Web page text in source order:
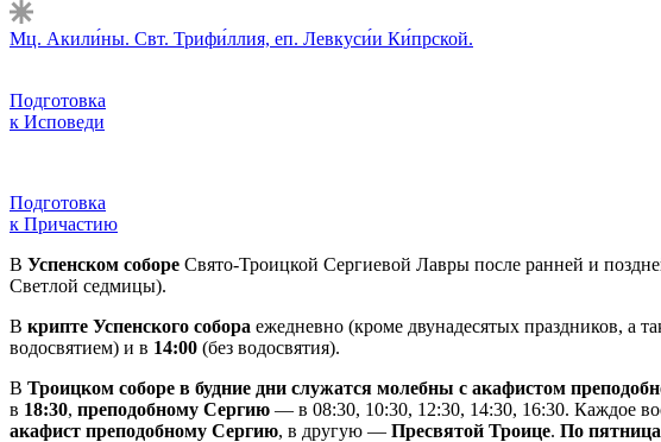
Мц. Акили́ны. Свт. Трифи́ллия, еп. Левкуси́и Ки́прской.
Подготовка
к Исповеди
Подготовка
к Причастию
В Успенском соборе Свято-Троицкой Сергиевой Лавры после ранней и
Светлой седмицы).
В крипте Успенского собора ежедневно (кроме двунадесятых праздников, а
водосвятием) и в 14:00 (без водосвятия).
В Троицком соборе в будние дни служатся молебны с акафистом
в 18:30, преподобному Сергию — в 08:30, 10:30, 12:30, 14:30, 16:30. Каждое
акафист преподобному Сергию, в другую — Пресвятой Троице. По